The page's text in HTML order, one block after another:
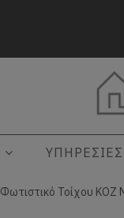
ΥΠΗΡΕΣΙΕΣ
Φωτιστικό Τοίχου